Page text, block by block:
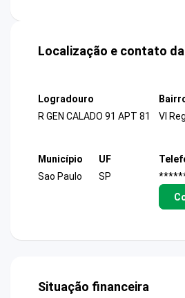
Localização e contato
Logradouro
R GEN CALADO 91 APT 81
Vl
Município
Sao Paulo
UF
SP
Situação financeira